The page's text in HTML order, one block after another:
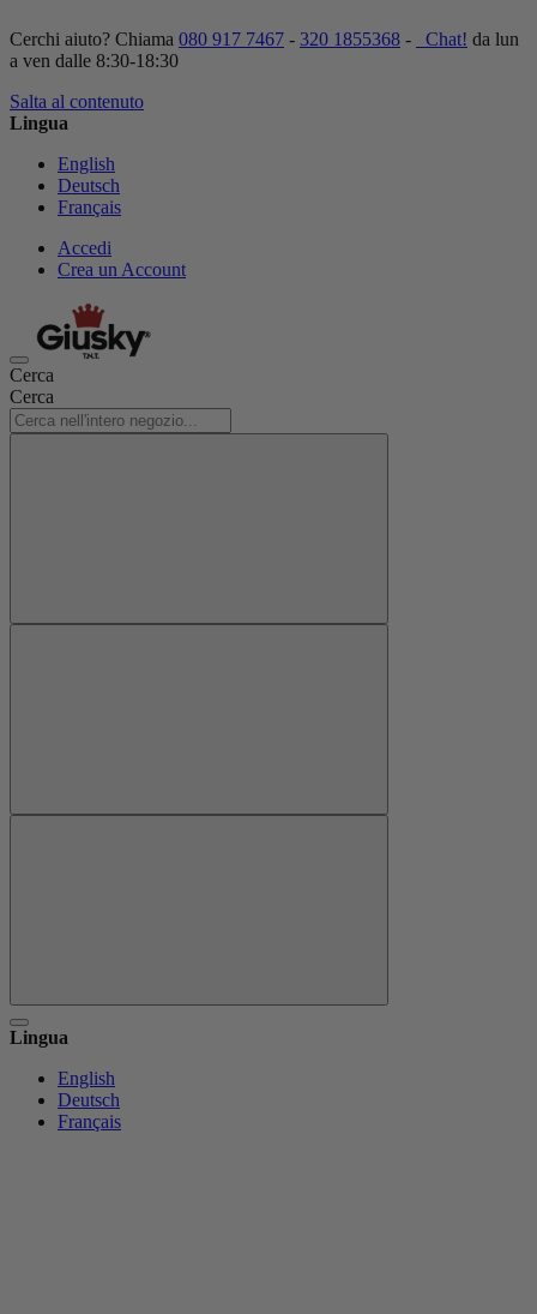
Cerchi aiuto? Chiama 080 917 7467 - 320 1855368 - Chat! da lun
a ven dalle 8:30-18:30
Salta al contenuto
Lingua
English
Deutsch
Français
Accedi
Crea un Account
Cerca
Cerca
Lingua
English
Deutsch
Français